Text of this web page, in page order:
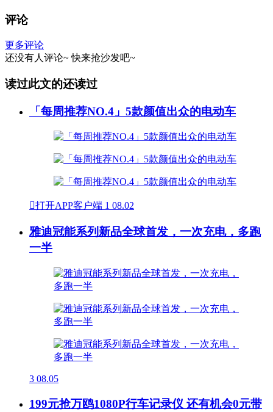
评论
更多评论
还没有人评论~ 快来抢沙发吧~
读过此文的还读过
「每周推荐NO.4」5款颜值出众的电动车
打开APP客户端 1 08.02
雅迪冠能系列新品全球首发，一次充电，多跑
一半
3 08.05
199元抢万鸥1080P行车记录仪 还有机会0元带